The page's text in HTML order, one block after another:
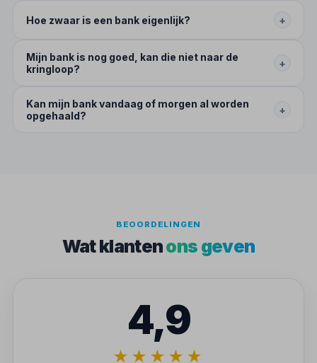
Hoe zwaar is een bank eigenlijk? +
Mijn bank is nog goed, kan die niet naar de
kringloop?
+
Kan mijn bank vandaag of morgen al worden
opgehaald?
+
BEOORDELINGEN
Wat klantenons geven
4,9
★★★★★